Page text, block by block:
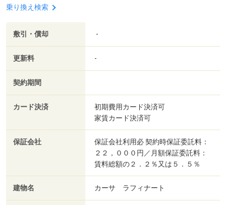
乗り換え検索
敷引・償却 -
更新料 -
契約期間
カード決済
初期費用カード決済可
家賃カード決済可
保証会社
保証会社利用必 契約時保証委託料：
２２，０００円／月額保証委託料：
賃料総額の２．２％又は５．５％
建物名 カーサ ラフィナート